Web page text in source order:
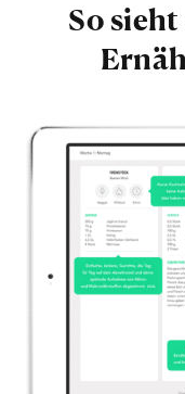
So